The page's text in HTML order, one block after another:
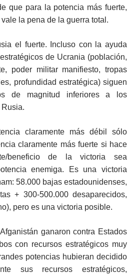
que para la potencia más fuerte,
la pena de la guerra total.
el fuerte. Incluso con la ayuda
de Ucrania (población,
poder militar manifiesto, tropas
profundidad estratégica) siguen
de magnitud inferiores a los
claramente más débil sólo
claramente más fuerte si hace
beneficio de la victoria sea
enemiga. Es una victoria
58.000 bajas estadounidenses,
+ 300-500.000 desaparecidos,
pero es una victoria posible.
ganaron contra Estados
con recursos estratégicos muy
potencias hubieran decidido
sus recursos estratégicos,